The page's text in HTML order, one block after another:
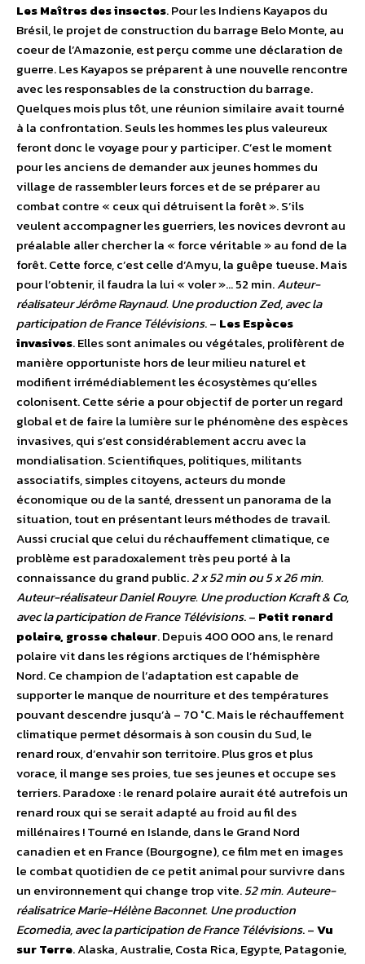
Les Maîtres des insectes. Pour les Indiens Kayapos du
Brésil, le projet de construction du barrage Belo Monte, au
coeur de l’Amazonie, est perçu comme une déclaration de
guerre. Les Kayapos se préparent à une nouvelle rencontre
avec les responsables de la construction du barrage.
Quelques mois plus tôt, une réunion similaire avait tourné
à la confrontation. Seuls les hommes les plus valeureux
feront donc le voyage pour y participer. C’est le moment
pour les anciens de demander aux jeunes hommes du
village de rassembler leurs forces et de se préparer au
combat contre « ceux qui détruisent la forêt ». S’ils
veulent accompagner les guerriers, les novices devront au
préalable aller chercher la « force véritable » au fond de la
forêt. Cette force, c’est celle d’Amyu, la guêpe tueuse. Mais
pour l’obtenir, il faudra la lui « voler »… 52 min.Auteur-
réalisateur Jérôme Raynaud. Une production Zed, avec la
participation de France Télévisions. – Les Espèces
invasives. Elles sont animales ou végétales, prolifèrent de
manière opportuniste hors de leur milieu naturel et
modifient irrémédiablement les écosystèmes qu’elles
colonisent. Cette série a pour objectif de porter un regard
global et de faire la lumière sur le phénomène des espèces
invasives, qui s’est considérablement accru avec la
mondialisation. Scientifiques, politiques, militants
associatifs, simples citoyens, acteurs du monde
économique ou de la santé, dressent un panorama de la
situation, tout en présentant leurs méthodes de travail.
Aussi crucial que celui du réchauffement climatique, ce
problème est paradoxalement très peu porté à la
connaissance du grand public.2 x 52 min ou 5 x 26 min.
Auteur-réalisateur Daniel Rouyre. Une production Kcraft & Co,
avec la participation de France Télévisions. – Petit renard
polaire, grosse chaleur. Depuis 400 000 ans, le renard
polaire vit dans les régions arctiques de l’hémisphère
Nord. Ce champion de l’adaptation est capable de
supporter le manque de nourriture et des températures
pouvant descendre jusqu’à – 70 °C. Mais le réchauffement
climatique permet désormais à son cousin du Sud, le
renard roux, d’envahir son territoire. Plus gros et plus
vorace, il mange ses proies, tue ses jeunes et occupe ses
terriers. Paradoxe : le renard polaire aurait été autrefois un
renard roux qui se serait adapté au froid au fil des
millénaires ! Tourné en Islande, dans le Grand Nord
canadien et en France (Bourgogne), ce film met en images
le combat quotidien de ce petit animal pour survivre dans
un environnement qui change trop vite.52 min. Auteure-
réalisatrice Marie-Hélène Baconnet. Une production
Ecomedia, avec la participation de France Télévisions. –Vu
sur Terre. Alaska, Australie, Costa Rica, Egypte, Patagonie,